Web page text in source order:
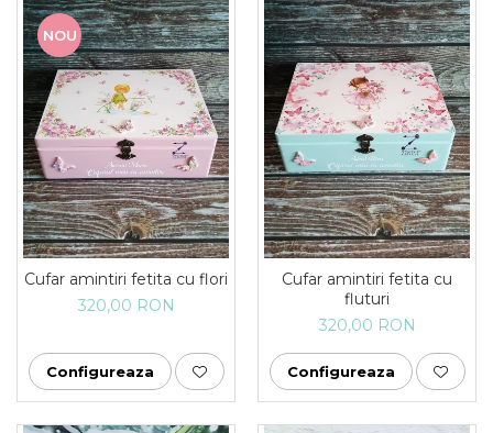
NOU
Cufar amintiri fetita cu flori
320,00 RON
Configureaza
Cufar amintiri fetita cu
fluturi
320,00 RON
Configureaza